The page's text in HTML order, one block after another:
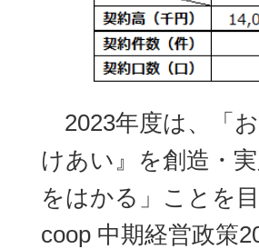
2023年度は、「
けあい』を創造・
をはかる」ことを
coop 中期経営政策